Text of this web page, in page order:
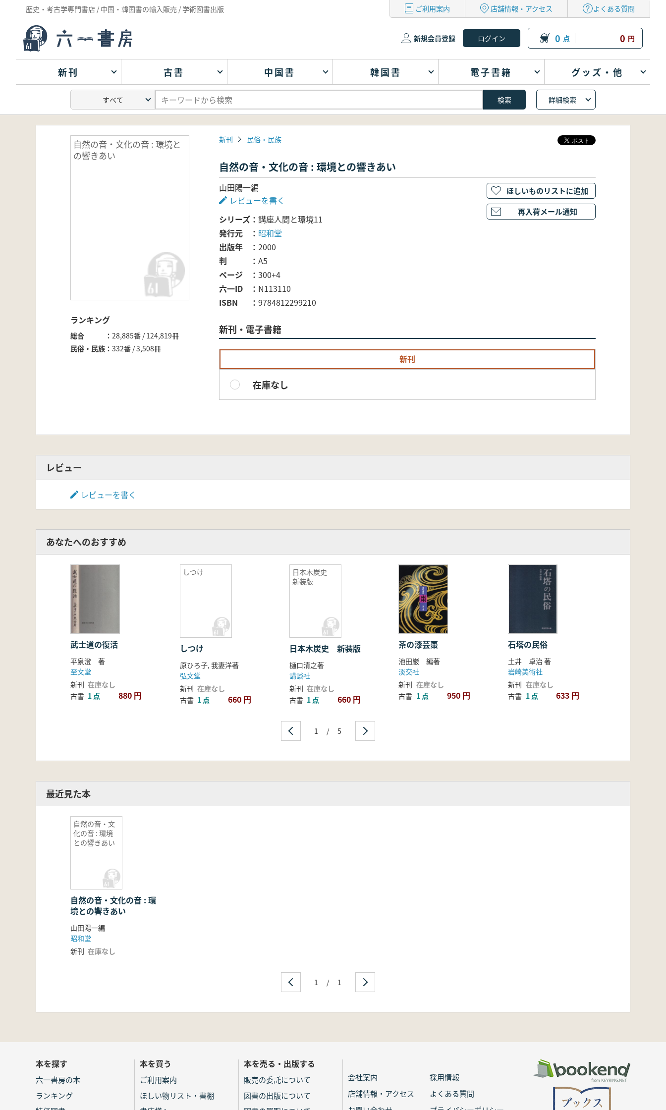
歴史・考古学専門書店 / 中国・韓国書の輸入販売 / 学術図書出版 ご利用案内 店舗情報・アクセス よくある質問
新規会員登録 0 点 0 円
新刊 古書 中国書 韓国書 電子書籍 グッズ・他
詳細検索
自然の音・文化の音 : 環境と
の響きあい
ランキング
総合
28,885番 / 124,819冊
民俗・民族
332番 / 3,508冊
新刊 民俗・民族
自然の音・文化の音 : 環境との響きあい
山田陽一編
レビューを書く
シリーズ
講座人間と環境11
発行元
昭和堂
出版年
2000
判
A5
ページ
300+4
六一ID
N113110
ISBN
9784812299210
新刊・電子書籍
新刊
在庫なし
ほしいものリストに追加
再入荷メール通知
レビュー
レビューを書く
あなたへのおすすめ
武士道の復活
平泉澄 著
至文堂
新刊 在庫なし
古書 1 点 880 円
しつけ
しつけ
原ひろ子, 我妻洋著
弘文堂
新刊 在庫なし
古書 1 点 660 円
日本木炭史
新装版
日本木炭史 新装版
樋口清之著
講談社
新刊 在庫なし
古書 1 点 660 円
茶の漆芸棗
池田巌 編著
淡交社
新刊 在庫なし
古書 1 点 950 円
石塔の民俗
土井 卓治 著
岩崎美術社
新刊 在庫なし
古書 1 点 633 円
1 / 5
最近見た本
自然の音・文
化の音 : 環境
との響きあい
自然の音・文化の音 : 環
境との響きあい
山田陽一編
昭和堂
新刊 在庫なし
1 / 1
本を探す
六一書房の本
ランキング
本を買う
ご利用案内
ほしい物リスト・書棚
本を売る・出版する
販売の委託について
図書の出版について
会社案内
採用情報
店舗情報・アクセス
よくある質問